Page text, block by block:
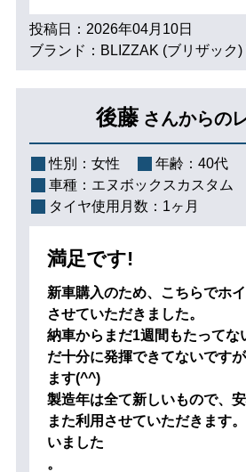
投稿日：2026年04月10日
ブランド：BLIZZAK (ブリザック
後藤 さんからの
性別： 女性 年齢： 40代
車種： エヌボックスカスタム
タイヤ使用月数： 1ヶ月
満足です!
新車購入のため、こちらでホ
させていただきました。
納車からまだ1週間もたってな
だ十分に発揮できてないです
ます(^^)
製造年は全て新しいもので、安
また利用させていただきます
いました
。